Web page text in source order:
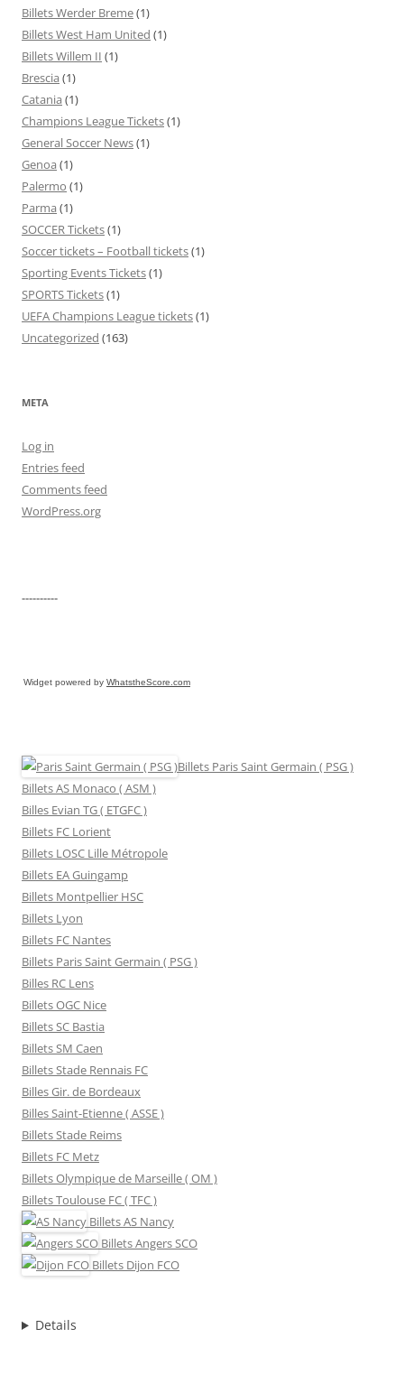
Billets Werder Breme(1)
Billets West Ham United (1)
Billets Willem II (1)
Brescia (1)
Catania (1)
Champions League Tickets(1)
General Soccer News(1)
Genoa (1)
Palermo (1)
Parma (1)
SOCCER Tickets(1)
Soccer tickets – Football tickets(1)
Sporting Events Tickets(1)
SPORTS Tickets(1)
UEFA Champions League tickets(1)
Uncategorized (163)
META
Log in
Entries feed
Comments feed
WordPress.org
----------
Widget powered by WhatstheScore.com
Billets Paris Saint Germain ( PSG )
Billets AS Monaco ( ASM )
Billes Evian TG ( ETGFC )
Billets FC Lorient
Billets LOSC Lille Métropole
Billets EA Guingamp
Billets Montpellier HSC
Billets Lyon
Billets FC Nantes
Billets Paris Saint Germain ( PSG )
Billes RC Lens
Billets OGC Nice
Billets SC Bastia
Billets SM Caen
Billets Stade Rennais FC
Billes Gir. de Bordeaux
Billes Saint-Etienne ( ASSE )
Billets Stade Reims
Billets FC Metz
Billets Olympique de Marseille ( OM )
Billets Toulouse FC ( TFC )
BilletsAS Nancy
BilletsAngers SCO
Billets Dijon FCO
Details